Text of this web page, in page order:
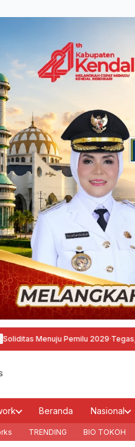
Menuju Pemilu 2029·Tegas,
Beranda Nasional
TRENDING BIO TOKOH